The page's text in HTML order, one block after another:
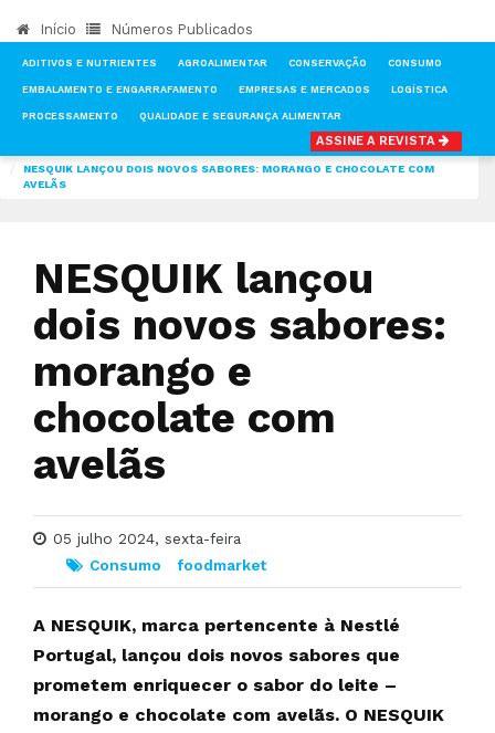
Início Números Publicados
ADITIVOS E NUTRIENTES AGROALIMENTAR CONSERVAÇÃO CONSUMO
EMBALAMENTO E ENGARRAFAMENTO EMPRESAS E MERCADOS LOGÍSTICA
PROCESSAMENTO QUALIDADE E SEGURANÇA ALIMENTAR
ASSINE A REVISTA
NESQUIK LANÇOU DOIS NOVOS SABORES: MORANGO E CHOCOLATE COM
AVELÃS
NESQUIK lançou
dois novos sabores:
morango e
chocolate com
avelãs
05 julho 2024, sexta-feira
Consumo
foodmarket
A NESQUIK, marca pertencente à Nestlé
Portugal, lançou dois novos sabores que
prometem enriquecer o sabor do leite –
morango e chocolate com avelãs. O NESQUIK